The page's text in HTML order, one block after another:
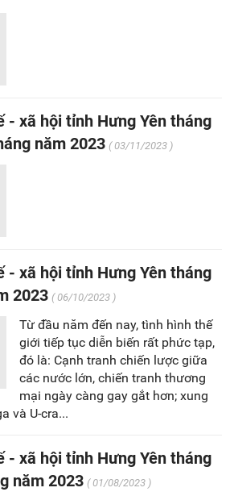
- xã hội tỉnh Hưng Yên tháng
năm 2023 ( 03/11/2023 )
- xã hội tỉnh Hưng Yên tháng
2023 ( 06/10/2023 )
Từ đầu năm đến nay, tình hình thế
giới tiếp tục diễn biến rất phức tạp,
đó là: Cạnh tranh chiến lược giữa
các nước lớn, chiến tranh thương
mại ngày càng gay gắt hơn; xung
và U-cra...
- xã hội tỉnh Hưng Yên tháng
năm 2023 ( 01/08/2023 )